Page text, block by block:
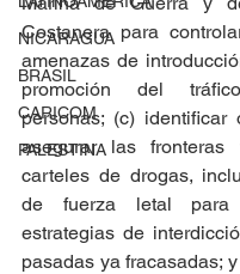
NICARAGUA
BRASIL
CARICOM
PALESTINA
Costanera para
amenazas de
promoción del
personas; (c) identificar
asegurar las
carteles de drogas,
de fuerza letal para
estrategias de
pasadas ya fracasadas;